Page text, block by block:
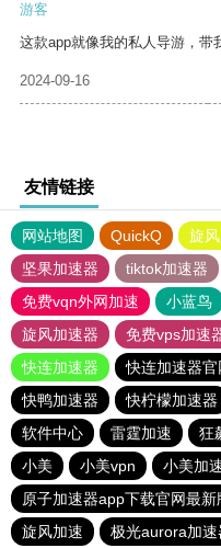
游客
这款app就像我的私人导游，带
2024-09-16
友情链接
网站地图 QuickQ 旋
坚果加速器
tiktok加速器
免费vqn外网加速
小蓝鸟
旋风加速器
免费vps加速
快连加速器
快连加速器官
快鸭加速器
快柠檬加速器
软件中心
雷霆加速 狂
小美
小美vpn
小美加
原子加速器app下载官网最新
旋风加速
极光aurora加速